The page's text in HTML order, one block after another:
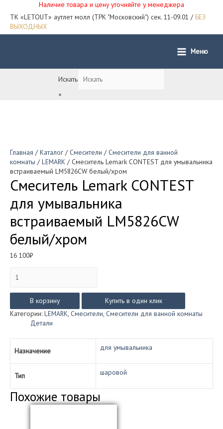
Наличие товара и цену уточняйте у менеджера
ТК «LETOUT» аутлет молл (ТРК "Московский") сек. 11-09.01 / БЕЗ
ВЫХОДНЫХ
Main
Меню
Искать
×
Главная / Каталог / Смесители / Смесители для ванной
комнаты / LEMARK / Смеситель Lemark CONTEST для умывальника
встраиваемый LM5826CW белый/хром
Смеситель Lemark CONTEST
для умывальника
встраиваемый LM5826CW
белый/хром
16 100₽
товара
Lemark
CONTEST
для
умывальника
встраиваемый
LM5826CW
белый/
хром
В корзину
Купить в один клик
Категории: LEMARK, Смесители, Смесители для ванной комнаты
Детали
Назначение для умывальника
Тип шаровой
Похожие товары